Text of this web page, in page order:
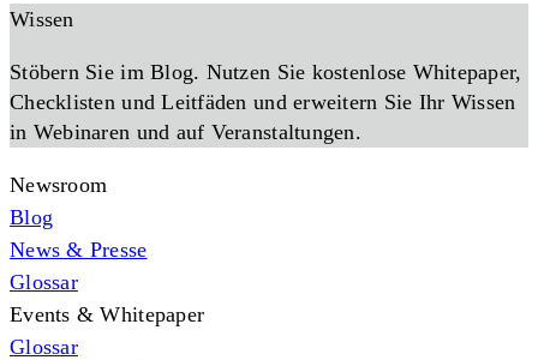
Wissen
Stöbern Sie im Blog. Nutzen Sie kostenlose Whitepaper,
Checklisten und Leitfäden und erweitern Sie Ihr Wissen
in Webinaren und auf Veranstaltungen.
Newsroom
Blog
News & Presse
Glossar
Events & Whitepaper
Glossar